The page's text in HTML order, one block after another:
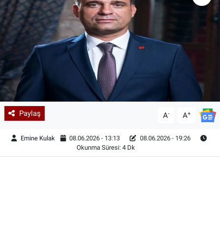
Paylaş A- A+
Emine Kulak 08.06.2026 - 13:13
08.06.2026 - 19:26
Okunma Süresi: 4 Dk